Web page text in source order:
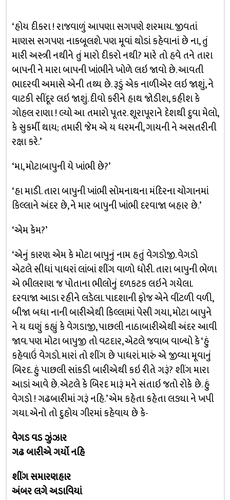
‘હોય દીકરા ! રાજવાળું આપણા સગપણે શરમાય. જીવતાં
માણસ સગપણ નાકબૂલશે. પણ મૂવાં થોડાં કહેવાનાં છે ના, તું
મારી અસ્ત્રી નથીને તું મારો દીકરો નથી? મારે તો હવે તને તારા
બાપની ને મારા બાપની ખાંભીને ખોળે લઇ જાવો છે. આવતી
ભાદરવી અમાસે એની તથ્ય છે. રૂડું એક નાળીએર લઇ જાશું, ને
વાટકી સીંદૂર લઇ જાશું. દીવો કરીને હાથ જોડીશ, કહીશ કે
ગોહલ રાણા ! લ્યો આ તમારો પૂતર. શૂરાપૂરાને દેશથી દુવા મેલો,
કે સુકર્મી થાય; તમારી જેમ એ ય ધરમની, ગાયની ને અસતરીની
રક્ષા કરે.’
‘મા, મોટાબાપુની યે ખાંભી છે?’
‘હા માડી. તારા બાપુની ખાંભી સોમનાથના મંદિરના ચોગાનમાં
કિલ્લાને અંદર છે, ને માર બાપુની ખાંભી દરવાજા બહાર છે.’
‘એમ કેમ?’
‘એનું કારણ એમ કે મોટા બાપુનું નામ હતું વેગડોજી. વેગડો
એટલે સીધાં પાધરાં લાંબાં શીંગ વાળો ધોરી. તારા બાપુની ભેળા
એ ભીલરાણ જ પોતાના ભીલોનું દળકટક લઇને ગયેલા.
દરવાજા આડા રહીને લડેલા. પાદશાની ફોજ એને વીંટળી વળી,
બીજા બધા નાની બારીએથી કિલ્લામાં પેસી ગયા, મોટા બાપુને
ને ય ઘણું કહ્યું કે વેગડાજી, પાછલી નાઠાબારીએથી અંદર આવી
જાવ. પણ મોટા બાપુજી તો વટદાર, એટલે જવાબ વાળ્યો કે ‘હું
કહેવાઉં વેગડો. મારાં તો શીંગ છે પાધરાં. મારું એ જીવ્યા મૂવાનું
બિરદ. હું પાછલી સાંકડી બારીએથી કઇ રીતે ગરૂં? શીંગ મારા
આડાં આવે છે. એટલે કે બિરદ મારૂં મને સંતાઇ જતો રોકે છે. હું
વેગડો ! ગઢબારીમાં ગરૂં નહિ.’ એમ કહેતા કહેતા લડ્યા ને ખપી
ગયા. એનો તો દુહોય ગીરમાં કહેવાય છે કે-
વેગડ વડ ઝુંઝાર
ગઢ બારીએ ગર્યો નહિ
શીંગ સમારણહાર
અંબર લગે અડાવિયાં